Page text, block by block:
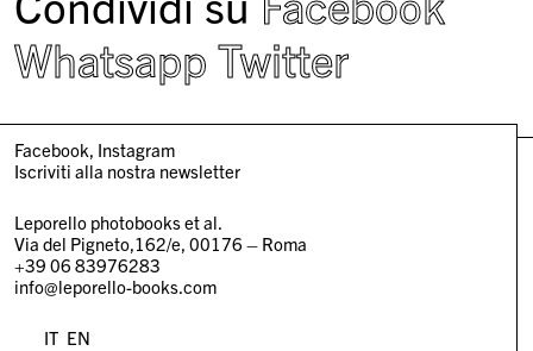
Whatsapp Twitter
Facebook Instagram
Iscriviti alla nostra newsletter
Leporello photobooks et al.
Via del Pigneto,162/e, 00176 – Roma
+39 06 83976283
info@leporello-books.com
IT EN